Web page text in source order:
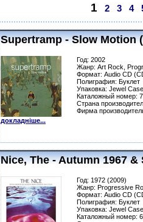
1 2 3 4
Supertramp - Slow Motion
докладніше...
Год: 2002
Жанр: Art Rock,
Формат: Audio CD
Полиграфия: Буклет
Упаковка: Jewel Case
Каталожный номер:
Страна
Фирма
Nice, The - Autumn 1967
Год: 1972 (2009)
Жанр: Progressive
Формат: Audio CD
Полиграфия: Буклет
Упаковка: Jewel Case
Каталожный номер: